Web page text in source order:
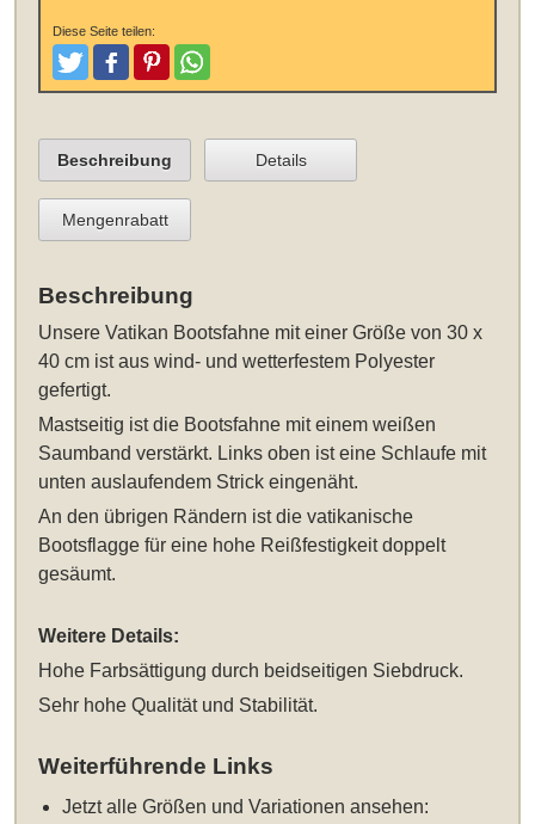
Diese Seite teilen:
TweetenPostenPinterestTeilen
Beschreibung Details
Mengenrabatt
Beschreibung
UnsereVatikan Bootsfahne mit einer Größe von 30 x
40 cm ist aus wind- und wetterfestem Polyester
gefertigt.
Mastseitig ist die Bootsfahne mit einem weißen
Saumband verstärkt. Links oben ist eine Schlaufe mit
unten auslaufendem Strick eingenäht.
An den übrigen Rändern ist die vatikanische
Bootsflagge für eine hohe Reißfestigkeit doppelt
gesäumt.
Weitere Details:
Hohe Farbsättigung durch beidseitigen Siebdruck.
Sehr hohe Qualität und Stabilität.
Weiterführende Links
Jetzt alle Größen und Variationen ansehen: